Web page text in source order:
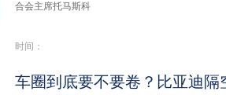
合会主席托马斯科
时间：
车圈到底要不要卷？比亚迪隔